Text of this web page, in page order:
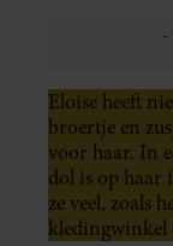
Eloise heeft
broertje en
voor haar. In
dol is op haar
ze veel, zoals
kledingwinkel